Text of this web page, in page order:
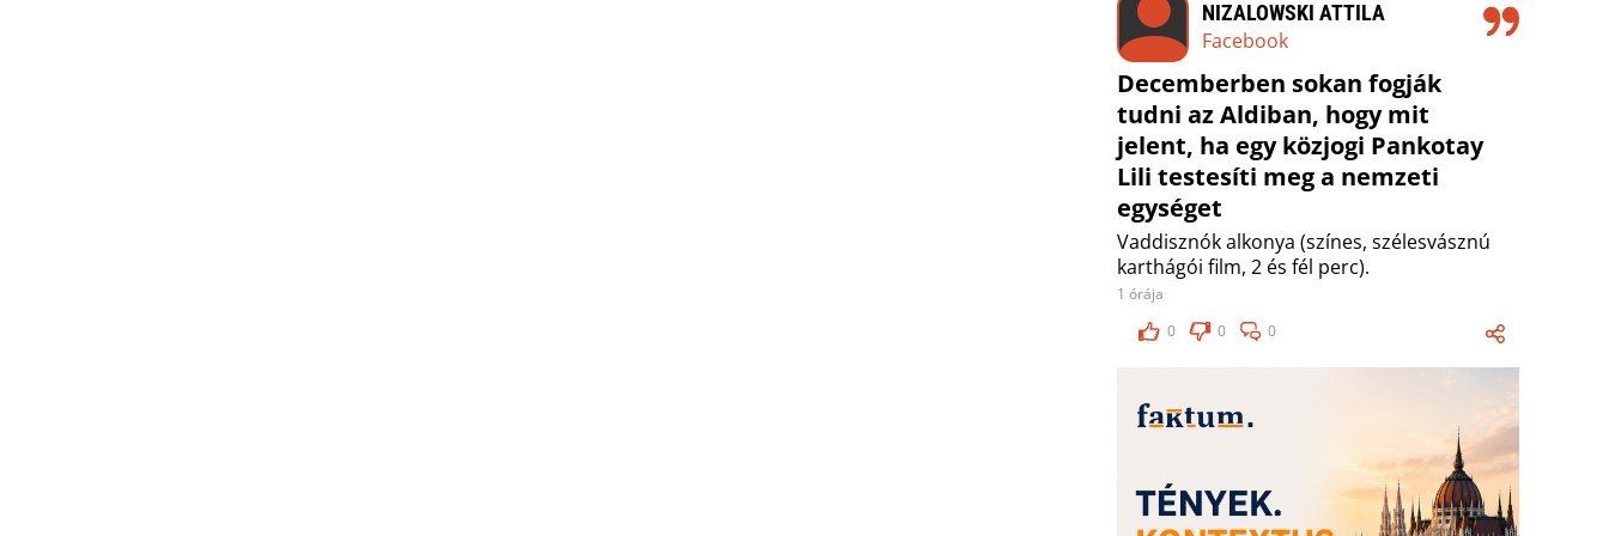
NIZALOWSKI ATTILA
Facebook
Decemberben sokan fogják
tudni az Aldiban, hogy mit
jelent, ha egy közjogi Pankotay
Lili testesíti meg a nemzeti
egységet
Vaddisznók alkonya (színes, szélesvásznú
karthágói film, 2 és fél perc).
1 órája
0
0 0